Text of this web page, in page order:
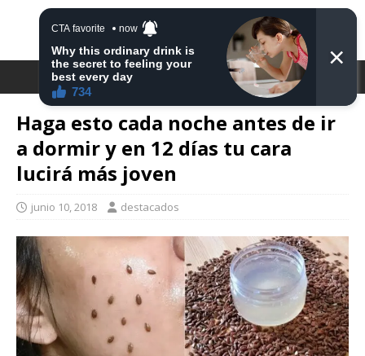
DESTACA2
Haga esto cada noche antes de ir
a dormir y en 12 días tu cara
lucirá más joven
junio 10, 2018 destacados